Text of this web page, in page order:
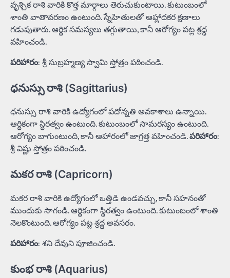
వృశ్చిక రాశి వారికి కొత్త మార్గాలు తెరుచుకుంటాయి. కుటుంబంలో
శాంతి వాతావరణం ఉంటుంది. స్నేహితులతో ఆహ్లాదకర క్షణాలు
గడుపుతారు. ఆర్థిక సమస్యలు తగ్గుతాయి, కానీ ఆరోగ్యం పట్ల శ్రద్ధ
వహించండి.
పరిహారం: శ్రీ సుబ్రహ్మణ్య స్వామి స్తోత్రం పఠించండి.
ధనుస్సు రాశి (Sagittarius)
ధనుస్సు రాశి వారికి ఉద్యోగంలో పదోన్నతి అవకాశాలు ఉన్నాయి.
ఆర్థికంగా స్థిరత్వం ఉంటుంది. కుటుంబంలో సామరస్యం ఉంటుంది.
ఆరోగ్యం బాగుంటుంది, కానీ ఆహారంలో జాగ్రత్త వహించండి.పరిహారం:
శ్రీ విష్ణు స్తోత్రం పఠించండి.
మకర రాశి (Capricorn)
మకర రాశి వారికి ఉద్యోగంలో ఒత్తిడి ఉండవచ్చు, కానీ సహనంతో
ముందుకు సాగండి. ఆర్థికంగా స్థిరత్వం ఉంటుంది. కుటుంబంలో శాంతి
నెలకొంటుంది. ఆరోగ్యం పట్ల శ్రద్ధ అవసరం.
పరిహారం: శని దేవుని పూజించండి.
కుంభ రాశి (Aquarius)